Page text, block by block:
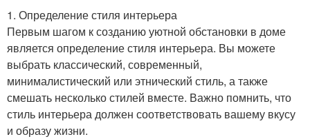
1. Определение стиля интерьера
Первым шагом к созданию уютной обстановки в доме
является определение стиля интерьера. Вы можете
выбрать классический, современный,
минималистический или этнический стиль, а также
смешать несколько стилей вместе. Важно помнить, что
стиль интерьера должен соответствовать вашему вкусу
и образу жизни.